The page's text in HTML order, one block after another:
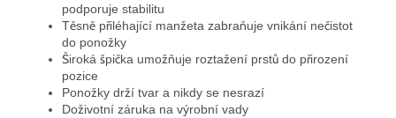
podporuje stabilitu
Těsně přiléhající manžeta zabraňuje vnikání nečistot
do ponožky
Široká špička umožňuje roztažení prstů do přirození
pozice
Ponožky drží tvar a nikdy se nesrazí
Doživotní záruka na výrobní vady